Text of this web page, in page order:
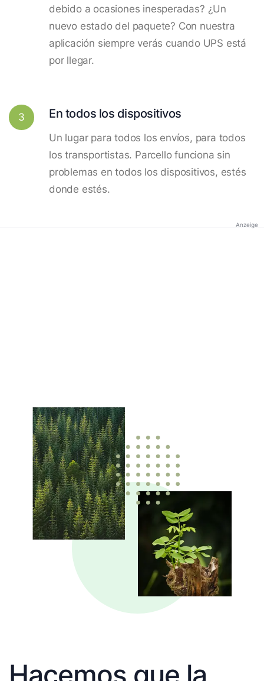
debido a ocasiones inesperadas? ¿Un
nuevo estado del paquete? Con nuestra
aplicación siempre verás cuando UPS está
por llegar.
3 En todos los dispositivos
Un lugar para todos los envíos, para todos
los transportistas. Parcello funciona sin
problemas en todos los dispositivos, estés
donde estés.
Anzeige
Hacemos que la